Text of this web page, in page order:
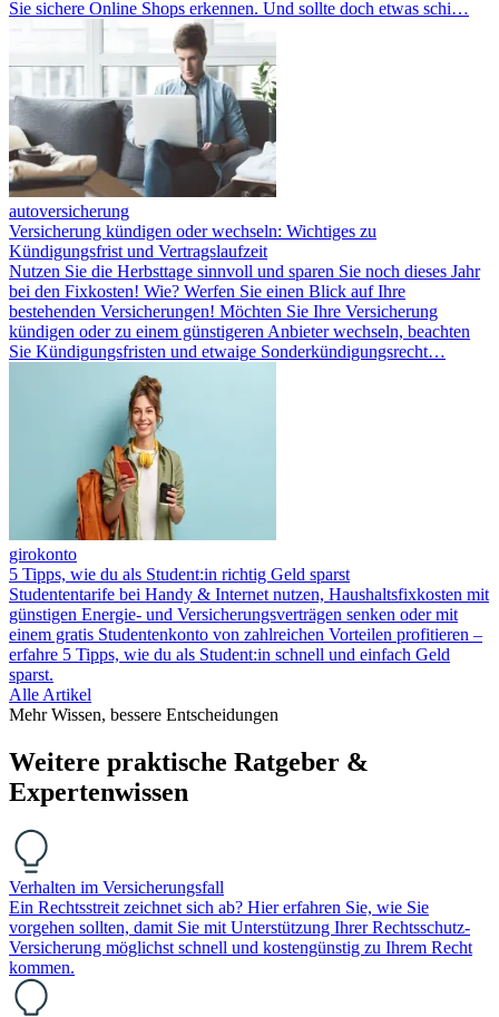
Sie sichere Online Shops erkennen. Und sollte doch etwas schi…
autoversicherung
Versicherung kündigen oder wechseln: Wichtiges zu
Kündigungsfrist und Vertragslaufzeit
Nutzen Sie die Herbsttage sinnvoll und sparen Sie noch dieses Jahr
bei den Fixkosten! Wie? Werfen Sie einen Blick auf Ihre
bestehenden Versicherungen! Möchten Sie Ihre Versicherung
kündigen oder zu einem günstigeren Anbieter wechseln, beachten
Sie Kündigungsfristen und etwaige Sonderkündigungsrecht…
girokonto
5 Tipps, wie du als Student:in richtig Geld sparst
Studententarife bei Handy & Internet nutzen, Haushaltsfixkosten mit
günstigen Energie- und Versicherungsverträgen senken oder mit
einem gratis Studentenkonto von zahlreichen Vorteilen profitieren –
erfahre 5 Tipps, wie du als Student:in schnell und einfach Geld
sparst.
Alle Artikel
Mehr Wissen, bessere Entscheidungen
Weitere praktische Ratgeber &
Expertenwissen
Verhalten im Versicherungsfall
Ein Rechtsstreit zeichnet sich ab? Hier erfahren Sie, wie Sie
vorgehen sollten, damit Sie mit Unterstützung Ihrer Rechtsschutz-
Versicherung möglichst schnell und kostengünstig zu Ihrem Recht
kommen.